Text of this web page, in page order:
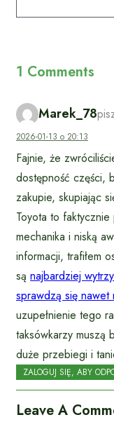
1 Comments
Marek_78
2026-01-13 o 20:13
Fajnie, że
dostępność części,
zakupie, skupiając
Toyota to
mechanika i niską
informacji, trafiłem
są najbardziej
sprawdzą się nawet
uzupełnienie tego
taksówkarzy muszą
duże przebiegi i
ZALOGUJ SIĘ, ABY
Leave A